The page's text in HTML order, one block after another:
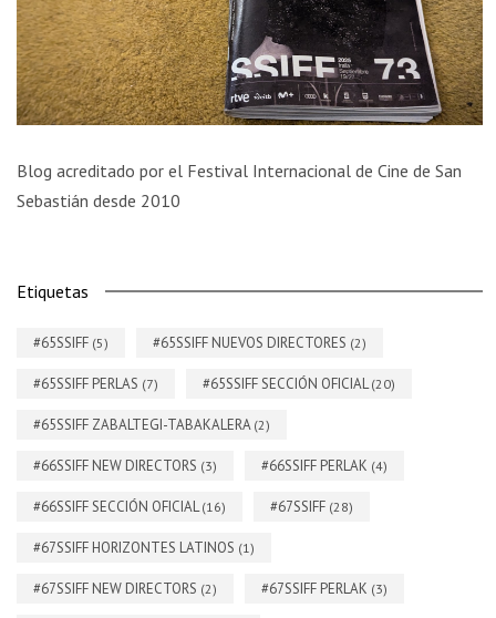
Blog acreditado por el Festival Internacional de Cine de San
Sebastián desde 2010
Etiquetas
#65SSIFF (5) #65SSIFF NUEVOS DIRECTORES (2)
#65SSIFF PERLAS (7) #65SSIFF SECCIÓN OFICIAL(20)
#65SSIFF ZABALTEGI-TABAKALERA (2)
#66SSIFF NEW DIRECTORS (3) #66SSIFF PERLAK (4)
#66SSIFF SECCIÓN OFICIAL(16) #67SSIFF (28)
#67SSIFF HORIZONTES LATINOS (1)
#67SSIFF NEW DIRECTORS (2) #67SSIFF PERLAK (3)